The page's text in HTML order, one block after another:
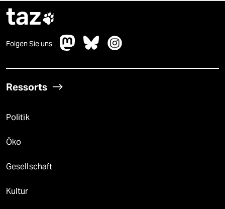
taz
Folgen Sie uns
Ressorts
Politik
Öko
Gesellschaft
Kultur